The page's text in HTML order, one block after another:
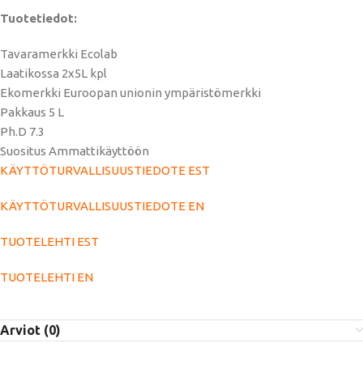
Tuotetiedot:
Tavaramerkki Ecolab
Laatikossa 2x5L kpl
Ekomerkki Euroopan unionin ympäristömerkki
Pakkaus 5 L
Ph.D 7.3
Suositus Ammattikäyttöön
KÄYTTÖTURVALLISUUSTIEDOTE EST
KÄYTTÖTURVALLISUUSTIEDOTE EN
TUOTELEHTI EST
TUOTELEHTI EN
Arviot (0)